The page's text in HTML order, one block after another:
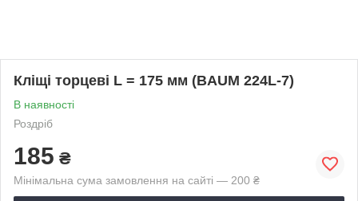
Кліщі торцеві L = 175 мм (BAUM 224L-7)
В наявності
Роздріб
185 ₴
Мінімальна сума замовлення на сайті — 200 ₴